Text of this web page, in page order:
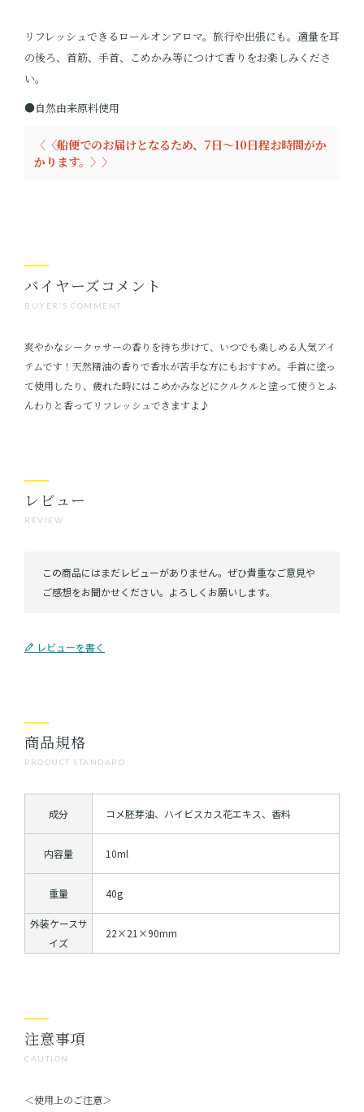
リフレッシュできるロールオンアロマ。旅行や出張にも。適量を耳
の後ろ、首筋、手首、こめかみ等につけて香りをお楽しみくださ
い。
●自然由来原料使用
〈〈船便でのお届けとなるため、7日～10日程お時間がか
かります。〉〉
BUYER'S COMMENT
バイヤーズコメント
爽やかなシークヮサーの香りを持ち歩けて、いつでも楽しめる人気アイ
テムです！天然精油の香りで香水が苦手な方にもおすすめ。手首に塗っ
て使用したり、疲れた時にはこめかみなどにクルクルと塗って使うとふ
んわりと香ってリフレッシュできますよ♪
REVIEW
レビュー
レビューを書く
PRODUCT STANDARD
商品規格
成分 コメ胚芽油、ハイビスカス花エキス、香料
内容量 10ml
重量 40g
外装ケースサ
イズ
22×21×90mm
CAUTION
注意事項
＜使用上のご注意＞